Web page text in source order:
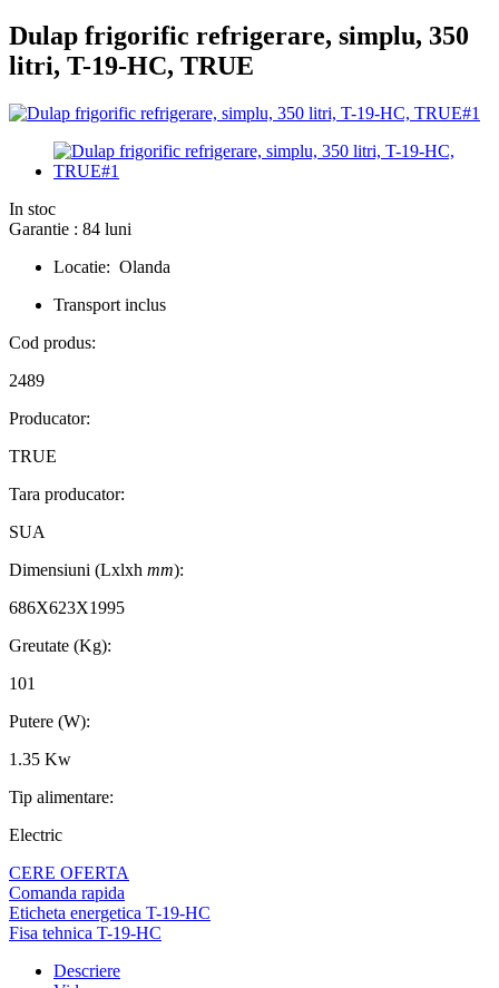
Dulap frigorific refrigerare, simplu, 350
litri, T-19-HC, TRUE
In stoc
Garantie : 84 luni
Locatie: Olanda
Transport inclus
Cod produs:
2489
Producator:
TRUE
Tara producator:
SUA
Dimensiuni (Lxlxh mm):
686X623X1995
Greutate (Kg):
101
Putere (W):
1.35 Kw
Tip alimentare:
Electric
CERE OFERTA
Comanda rapida
Eticheta energetica T-19-HC
Fisa tehnica T-19-HC
Descriere